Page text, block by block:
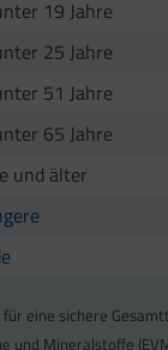
19 Jahre
25 Jahre
51 Jahre
65 Jahre
und älter
eine sichere
und Mineralstoffe